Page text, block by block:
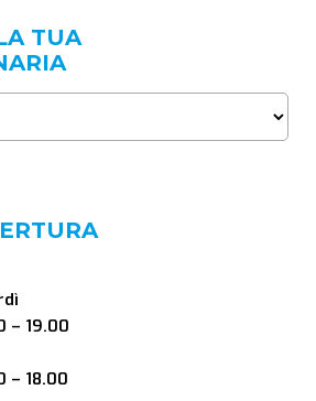
TUA
– 19.00
– 18.00